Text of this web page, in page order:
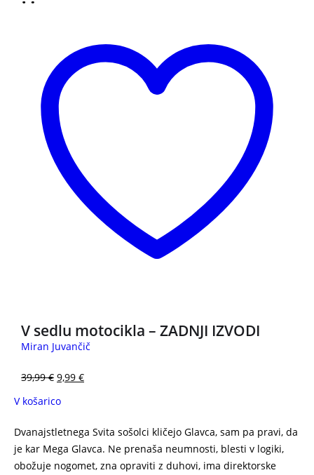
V sedlu motocikla – ZADNJI IZVODI
Miran Juvančič
39,99€ 9,99 €
V košarico
Dvanajstletnega Svita sošolci kličejo Glavca, sam pa pravi, da
je kar Mega Glavca. Ne prenaša neumnosti, blesti v logiki,
obožuje nogomet, zna opraviti z duhovi, ima direktorske